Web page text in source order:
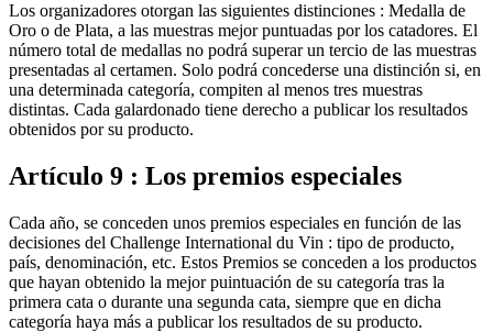
Los organizadores otorgan las siguientes distinciones : Medalla de
Oro o de Plata, a las muestras mejor puntuadas por los catadores. El
número total de medallas no podrá superar un tercio de las muestras
presentadas al certamen. Solo podrá concederse una distinción si, en
una determinada categoría, compiten al menos tres muestras
distintas. Cada galardonado tiene derecho a publicar los resultados
obtenidos por su producto.
Artículo 9 : Los premios especiales
Cada año, se conceden unos premios especiales en función de las
decisiones del Challenge International du Vin : tipo de producto,
país, denominación, etc. Estos Premios se conceden a los productos
que hayan obtenido la mejor puintuación de su categoría tras la
primera cata o durante una segunda cata, siempre que en dicha
categoría haya más a publicar los resultados de su producto.